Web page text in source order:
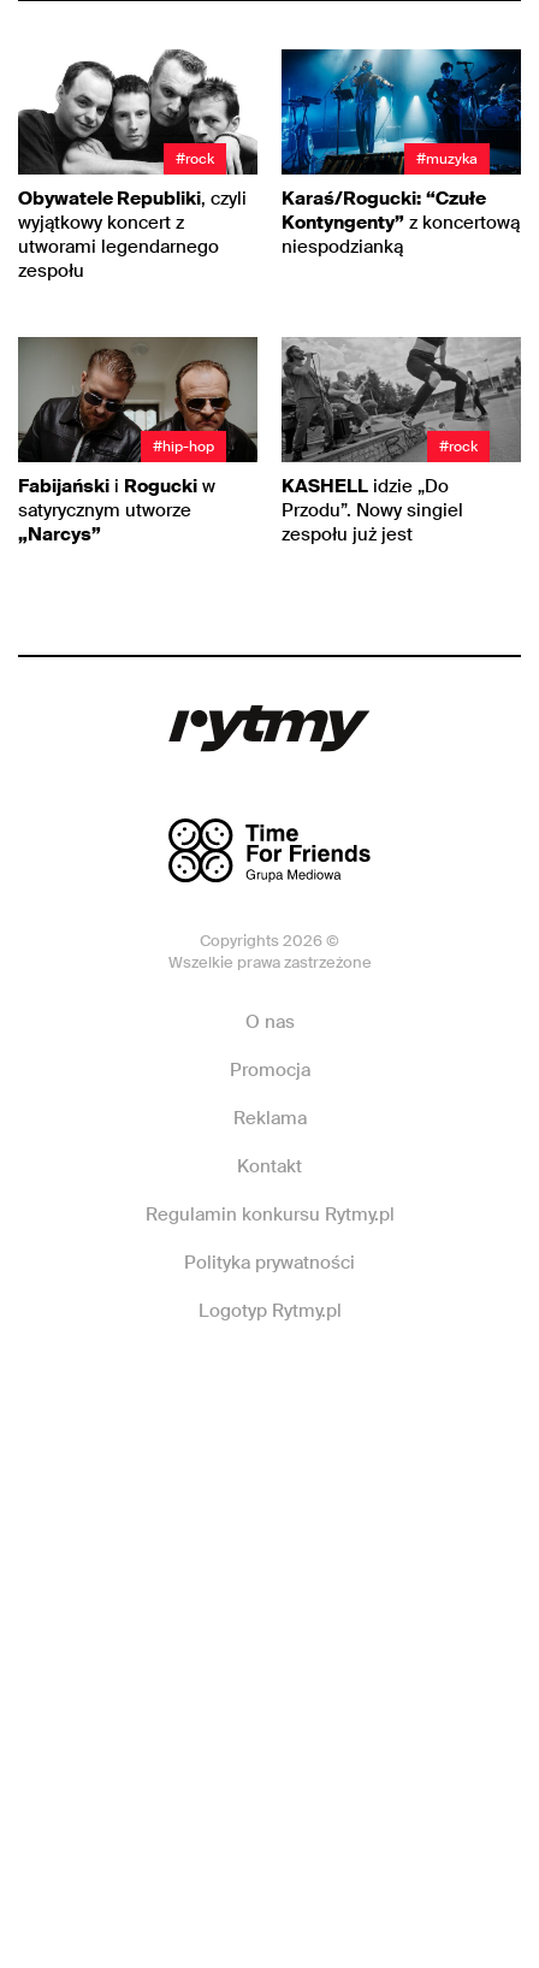
#rock
Obywatele Republiki, czyli
wyjątkowy koncert z
utworami legendarnego
zespołu
#muzyka
Karaś/Rogucki: “Czułe
Kontyngenty” z koncertową
niespodzianką
#hip-hop
Fabijański i Rogucki w
satyrycznym utworze
„Narcys”
#rock
KASHELL idzie „Do
Przodu”. Nowy singiel
zespołu już jest
Copyrights 2026 ©
Wszelkie prawa zastrzeżone
O nas
Promocja
Reklama
Kontakt
Regulamin konkursu Rytmy.pl
Polityka prywatności
Logotyp Rytmy.pl